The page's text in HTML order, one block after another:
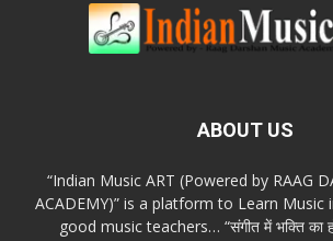
ABOUT US
“Indian Music ART (Powered by RAAG
ACADEMY)” is a platform to Learn Music
good music teachers… “संगीत में भक्ति का